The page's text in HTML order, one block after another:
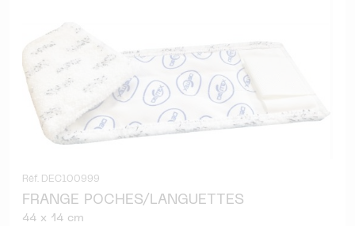
Réf. DEC100999
FRANGE POCHES/LANGUETTES
44 x 14 cm